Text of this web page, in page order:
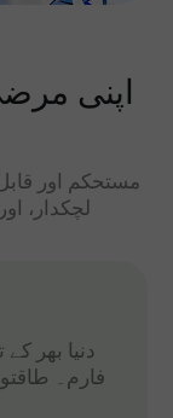
اپنی
مستحکم اور
لچکدار،
دنیا بھر
فارم۔